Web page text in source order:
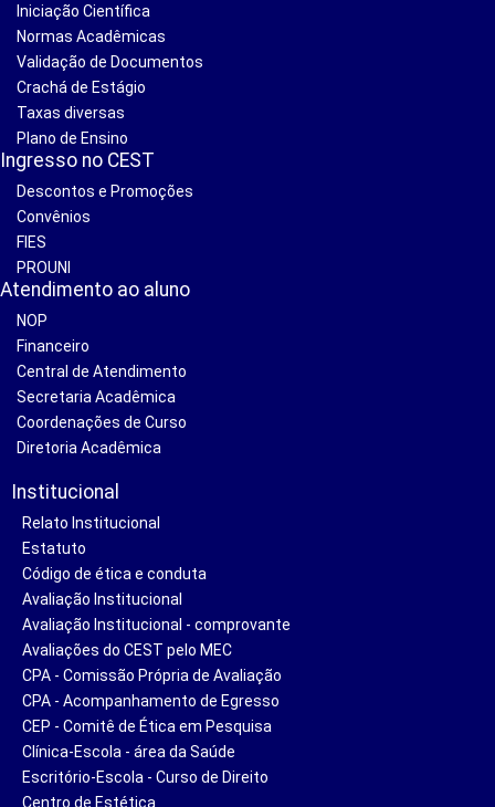
Iniciação Científica
Normas Acadêmicas
Validação de Documentos
Crachá de Estágio
Taxas diversas
Plano de Ensino
Ingresso no CEST
Descontos e Promoções
Convênios
FIES
PROUNI
Atendimento ao aluno
NOP
Financeiro
Central de Atendimento
Secretaria Acadêmica
Coordenações de Curso
Diretoria Acadêmica
Institucional
Relato Institucional
Estatuto
Código de ética e conduta
Avaliação Institucional
Avaliação Institucional - comprovante
Avaliações do CEST pelo MEC
CPA - Comissão Própria de Avaliação
CPA - Acompanhamento de Egresso
CEP - Comitê de Ética em Pesquisa
Clínica-Escola - área da Saúde
Escritório-Escola - Curso de Direito
Centro de Estética